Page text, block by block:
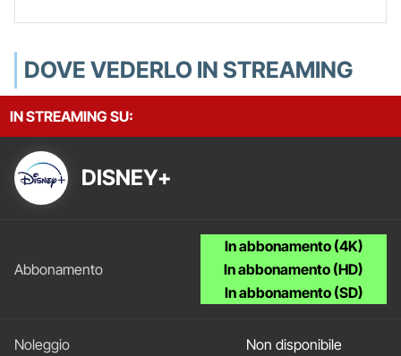
DOVE VEDERLO IN STREAMING
IN STREAMING SU:
DISNEY+
In abbonamento (4K)
In abbonamento (HD)
In abbonamento (SD)
Non disponibile